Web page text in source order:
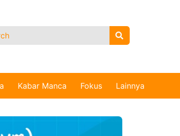
Kabar Manca Fokus Lainnya